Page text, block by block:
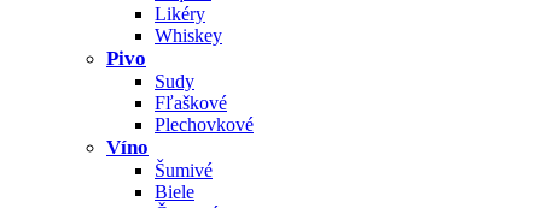
Likéry
Whiskey
Pivo
Sudy
Fľaškové
Plechovkové
Víno
Šumivé
Biele